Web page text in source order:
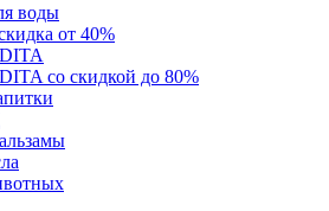
воды
от 40%
со скидкой до 80%